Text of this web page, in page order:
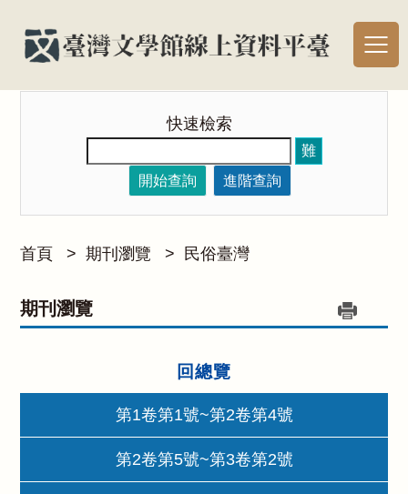
快速檢索
難
開始查詢
進階查詢
首頁 > 期刊瀏覽 > 民俗臺灣
期刊瀏覽
回總覽
第1卷第1號~第2卷第4號
第2卷第5號~第3卷第2號